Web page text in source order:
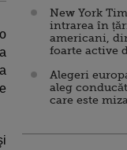
New York
intrarea în
americani,
foarte active
Alegeri
aleg
care este